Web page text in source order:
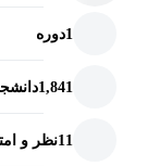
کرده و از مباحث
به طور مشخص
1دوره
1,841
11نظر و